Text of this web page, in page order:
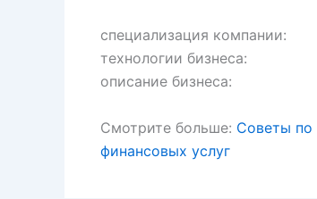
специализация компании:
технологии бизнеса:
описание бизнеса:
Смотрите больше: Советы по
финансовых услуг